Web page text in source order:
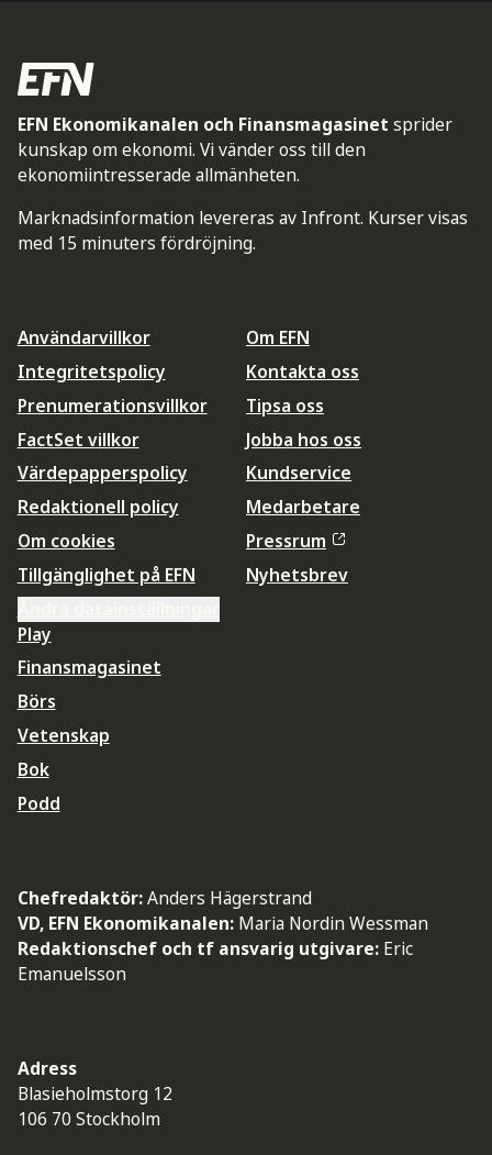
EFN Ekonomikanalen och Finansmagasinet sprider
kunskap om ekonomi. Vi vänder oss till den
ekonomiintresserade allmänheten.
Marknadsinformation levereras av Infront. Kurser visas
med 15 minuters fördröjning.
Användarvillkor
Integritetspolicy
Prenumerationsvillkor
FactSet villkor
Värdepapperspolicy
Redaktionell policy
Om cookies
Tillgänglighet på EFN
Om EFN
Kontakta oss
Tipsa oss
Jobba hos oss
Kundservice
Medarbetare
Pressrum
Nyhetsbrev
Play
Finansmagasinet
Börs
Vetenskap
Bok
Podd
Chefredaktör:Anders Hägerstrand
VD, EFN Ekonomikanalen: Maria Nordin Wessman
Redaktionschef och tf ansvarig utgivare: Eric
Emanuelsson
Adress
Blasieholmstorg 12
106 70 Stockholm